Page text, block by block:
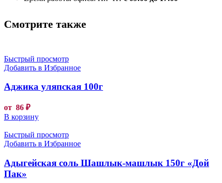
Смотрите также
Быстрый просмотр
Добавить в Избранное
Аджика уляпская 100г
от 86 ₽
В корзину
Быстрый просмотр
Добавить в Избранное
Адыгейская соль Шашлык-машлык 150г «Дой
Пак»